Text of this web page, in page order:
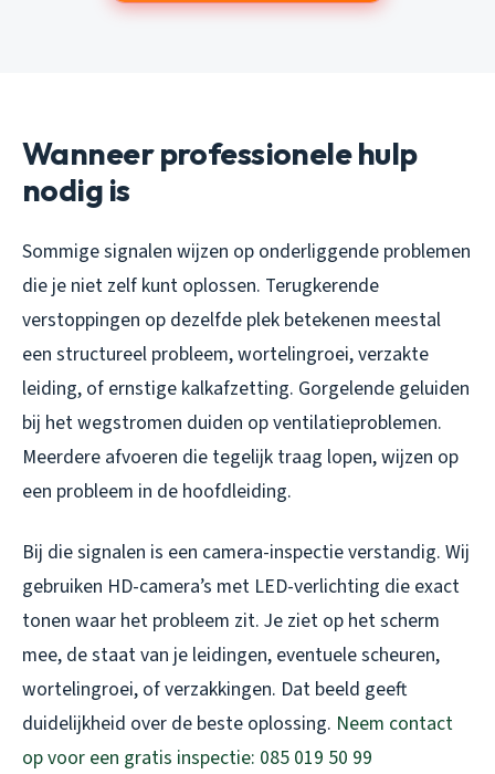
Wanneer professionele hulp
nodig is
Sommige signalen wijzen op onderliggende problemen
die je niet zelf kunt oplossen. Terugkerende
verstoppingen op dezelfde plek betekenen meestal
een structureel probleem, wortelingroei, verzakte
leiding, of ernstige kalkafzetting. Gorgelende geluiden
bij het wegstromen duiden op ventilatieproblemen.
Meerdere afvoeren die tegelijk traag lopen, wijzen op
een probleem in de hoofdleiding.
Bij die signalen is een camera-inspectie verstandig. Wij
gebruiken HD-camera’s met LED-verlichting die exact
tonen waar het probleem zit. Je ziet op het scherm
mee, de staat van je leidingen, eventuele scheuren,
wortelingroei, of verzakkingen. Dat beeld geeft
duidelijkheid over de beste oplossing. Neem contact
op voor een gratis inspectie: 085 019 50 99